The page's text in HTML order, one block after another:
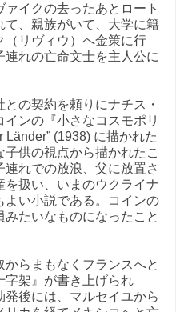
イクの去ったあとロート
て、親族がいて、大学に籍
（リヴィウ）へ金策に行
連れの亡命文士を主人公に
の契約を頼りにナチス・
インの『小さなコスモポリ
Länder” (1938) に描かれた
供の視点から描かれたこ
れでの放浪、父に放置さ
扱い、いまのウクライナ
い小説である。コインの
たいなものになったこと
らまもなくフランスへと
字架』が書き上げられ
後には、マルセイユから